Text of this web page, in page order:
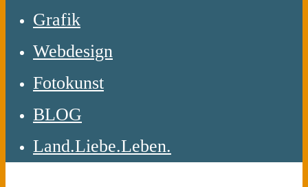
Grafik
Webdesign
Fotokunst
BLOG
Land.Liebe.Leben.